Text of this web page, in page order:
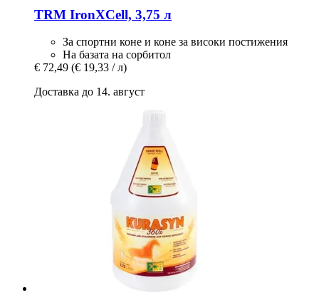
TRM IronXCell, 3,75 л
За спортни коне и коне за високи постижения
На базата на сорбитол
€ 72,49 (€ 19,33 / л)
Доставка до 14. август